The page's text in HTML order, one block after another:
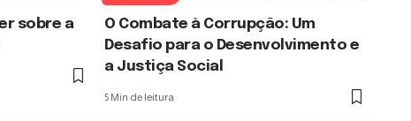
sobre a
O Combate à Corrupção: Um
Desafio para o Desenvolvimento e
a Justiça Social
5 Min de leitura